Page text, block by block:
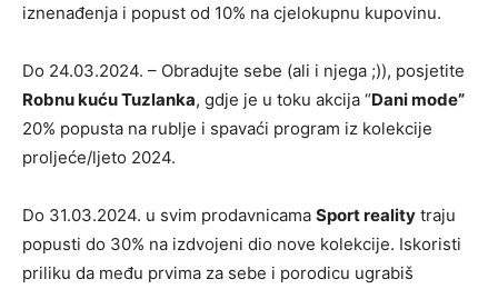
iznenađenja i popust od 10% na cjelokupnu kupovinu.
Do 24.03.2024. – Obradujte sebe (ali i njega ;)), posjetite
Robnu kuću Tuzlanka, gdje je u toku akcija “Dani mode”
20% popusta na rublje i spavaći program iz kolekcije
proljeće/ljeto 2024.
Do 31.03.2024. u svim prodavnicama Sport reality traju
popusti do 30% na izdvojeni dio nove kolekcije. Iskoristi
priliku da među prvima za sebe i porodicu ugrabiš